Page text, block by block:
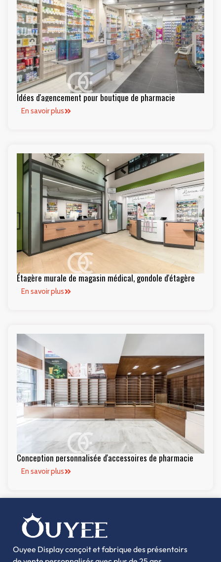
Idées d'agencement pour boutique de pharmacie
En savoir plus
Étagère murale de magasin médical, gondole d'étagère
En savoir plus
Conception personnalisée d'accessoires de pharmacie
En savoir plus
Ouyee Display conçoit et fabrique des présentoirs